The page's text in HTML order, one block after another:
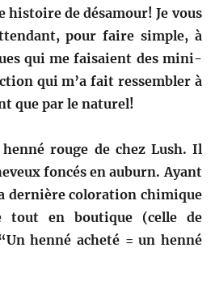
histoire de désamour! Je vous
pour faire simple, à
qui me faisaient des mini-
qui m’a fait ressembler à
que par le naturel!
rouge de chez Lush. Il
foncés en auburn. Ayant
dernière coloration chimique
tout en boutique (celle de
henné acheté = un henné
capillaire numéro 1: Henné